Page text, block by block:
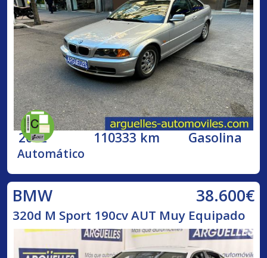
2002 110333 km Gasolina
Automático
BMW 38.600€
320d M Sport 190cv AUT Muy Equipado